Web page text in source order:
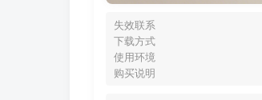
失效联系
下载方式
使用环境
购买说明